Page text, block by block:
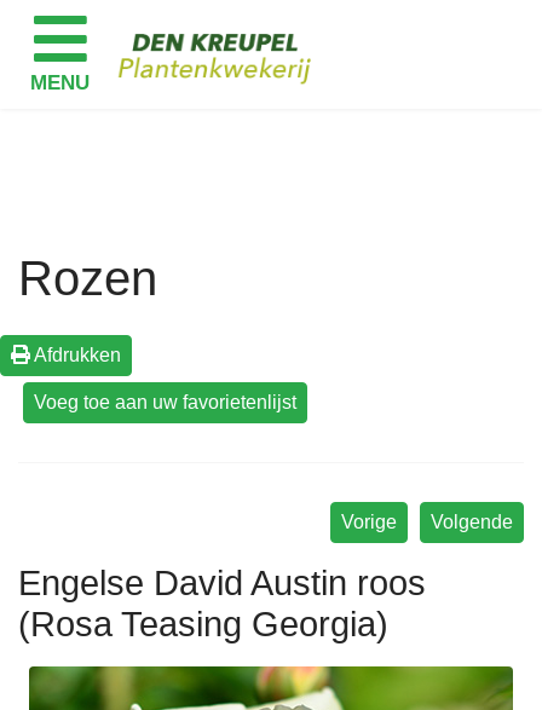
Rozen
Afdrukken
Volgende
Vorige
Engelse David Austin roos
(Rosa Teasing Georgia)